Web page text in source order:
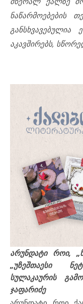
ნაწარმოებების
აკავშირებს,
არუნდატი როი,
„უზეშთაესი
სულაკაურის
ჯაფარიძე